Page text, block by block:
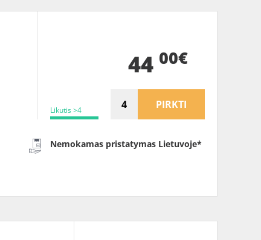
Likutis >4
44 00€
PIRKTI
Nemokamas pristatymas Lietuvoje*